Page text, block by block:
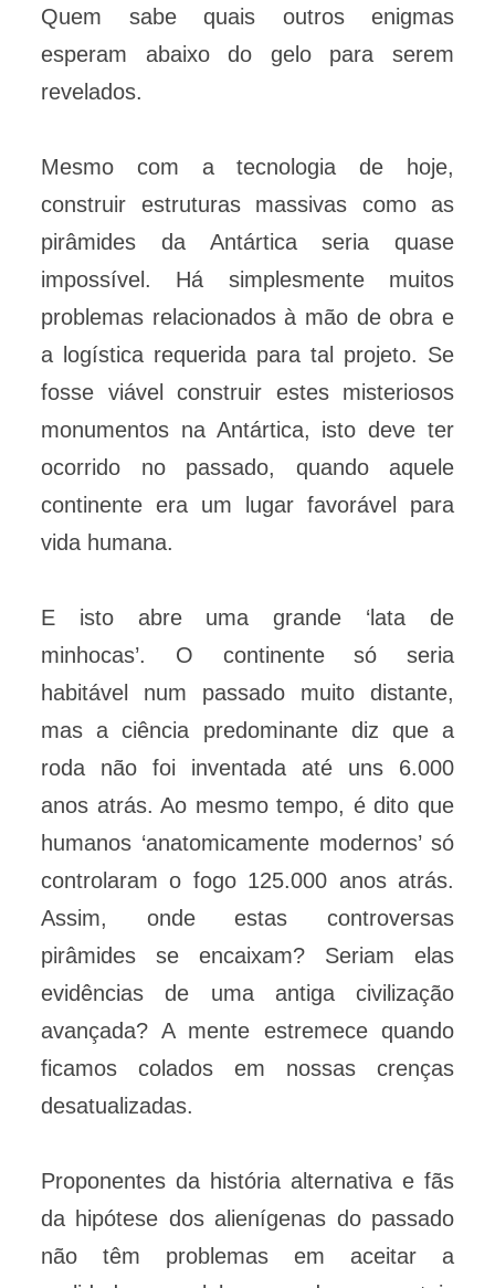
Quem sabe quais outros enigmas
esperam abaixo do gelo para serem
revelados.
Mesmo com a tecnologia de hoje,
construir estruturas massivas como as
pirâmides da Antártica seria quase
impossível. Há simplesmente muitos
problemas relacionados à mão de obra e
a logística requerida para tal projeto. Se
fosse viável construir estes misteriosos
monumentos na Antártica, isto deve ter
ocorrido no passado, quando aquele
continente era um lugar favorável para
vida humana.
E isto abre uma grande ‘lata de
minhocas’. O continente só seria
habitável num passado muito distante,
mas a ciência predominante diz que a
roda não foi inventada até uns 6.000
anos atrás. Ao mesmo tempo, é dito que
humanos ‘anatomicamente modernos’ só
controlaram o fogo 125.000 anos atrás.
Assim, onde estas controversas
pirâmides se encaixam? Seriam elas
evidências de uma antiga civilização
avançada? A mente estremece quando
ficamos colados em nossas crenças
desatualizadas.
Proponentes da história alternativa e fãs
da hipótese dos alienígenas do passado
não têm problemas em aceitar a